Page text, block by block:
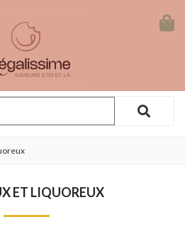
ET LIQUOREUX